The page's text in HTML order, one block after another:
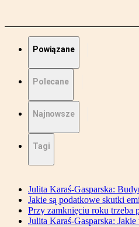
Powiązane
Polecane
Najnowsze
Tagi
Julita Karaś-Gasparska:
Jakie są podatkowe skutki
Przy zamknięciu roku trzeba
Julita Karaś-Gasparska: